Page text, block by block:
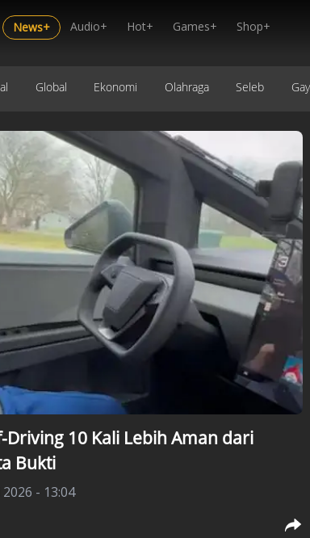
News+ Audio+ Hot+ Games+ Shop+
Global Ekonomi Olahraga Seleb
Driving 10 Kali Lebih Aman dari
Bukti
- 13:04